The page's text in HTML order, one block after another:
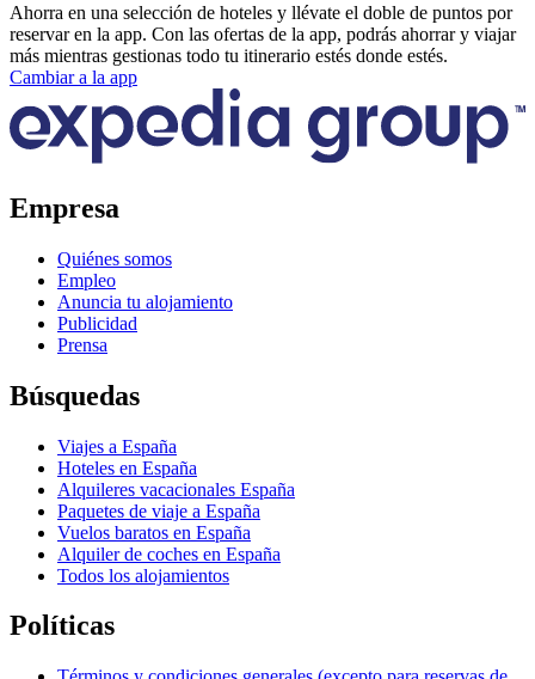
Ahorra en una selección de hoteles y llévate el doble de puntos por
reservar en la app. Con las ofertas de la app, podrás ahorrar y viajar
más mientras gestionas todo tu itinerario estés donde estés.
Cambiar a la app
Empresa
Quiénes somos
Empleo
Anuncia tu alojamiento
Publicidad
Prensa
Búsquedas
Viajes a España
Hoteles en España
Alquileres vacacionales España
Paquetes de viaje a España
Vuelos baratos en España
Alquiler de coches en España
Todos los alojamientos
Políticas